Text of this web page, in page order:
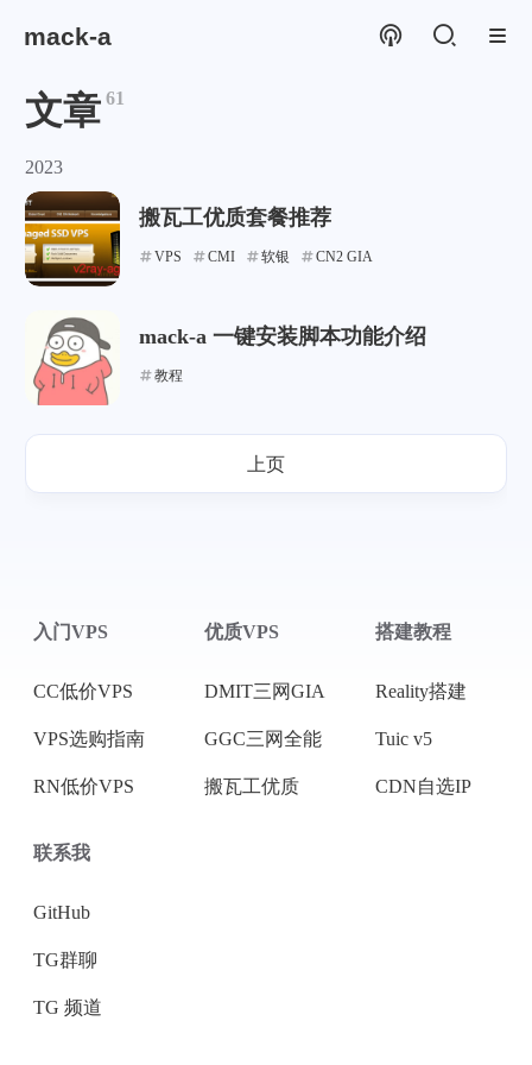
mack-a
文章 61
2023
搬瓦工优质套餐推荐
VPS CMI 软银 CN2 GIA
mack-a 一键安装脚本功能介绍
教程
上页
入门VPS
CC低价VPS
VPS选购指南
RN低价VPS
优质VPS
DMIT三网GIA
GGC三网全能
搬瓦工优质
搭建教程
Reality搭建
Tuic v5
CDN自选IP
联系我
GitHub
TG群聊
TG 频道